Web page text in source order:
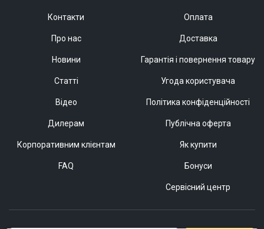
Контакти
Про нас
Новини
Статті
Відео
Дилерам
Корпоративним клієнтам
FAQ
Оплата
Доставка
Гарантія і повернення товару
Угода користувача
Політика конфіденційності
Публічна оферта
Як купити
Бонуси
Сервісний центр